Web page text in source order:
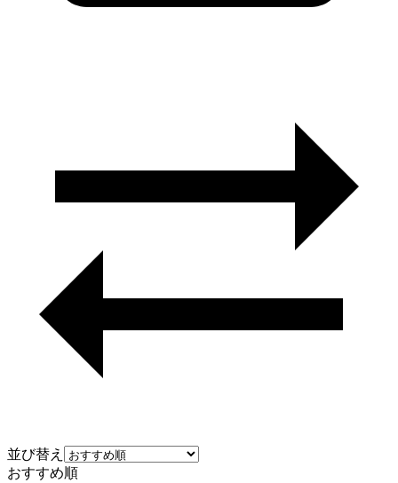
並び替え
おすすめ順